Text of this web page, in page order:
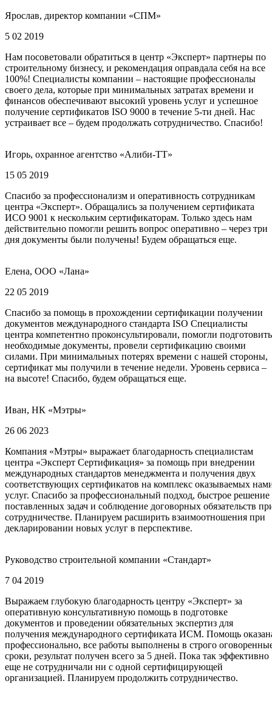
Ярослав, директор компании «СПМ»
5 02 2019
Нам посоветовали обратиться в центр «Эксперт» партнеры по
строительному бизнесу, и рекомендация оправдала себя на все
100%! Специалисты компании – настоящие профессионалы
своего дела, которые при минимальных затратах времени и
финансов обеспечивают высокий уровень услуг и успешное
получение сертификатов ISO 9000 в течение 5-ти дней. Нас
устраивает все – будем продолжать сотрудничество. Спасибо!
Игорь, охранное агентство «Алиби-ТТ»
15 05 2019
Спасибо за профессионализм и оперативность сотрудникам
центра «Эксперт». Обращались за получением сертификата
ИСО 9001 к нескольким сертификаторам. Только здесь нам
действительно помогли решить вопрос оперативно – через три
дня документы были получены! Будем обращаться еще.
Елена, ООО «Лана»
22 05 2019
Спасибо за помощь в прохождении сертификации получении
документов международного стандарта ISO Специалисты
центра компетентно проконсультировали, помогли подготовить
необходимые документы, провели сертификацию своими
силами. При минимальных потерях времени с нашей стороны,
сертификат мы получили в течение недели. Уровень сервиса –
на высоте! Спасибо, будем обращаться еще.
Иван, НК «Мэтры»
26 06 2023
Компания «Мэтры» выражает благодарность специалистам
центра «Эксперт Сертификация» за помощь при внедрении
международных стандартов менеджмента и получения двух
соответствующих сертификатов на комплекс оказываемых
услуг. Спасибо за профессиональный подход, быстрое решение
поставленных задач и соблюдение договорных обязательств
сотрудничестве. Планируем расширить взаимоотношения при
декларировании новых услуг в перспективе.
Руководство строительной компании «Стандарт»
7 04 2019
Выражаем глубокую благодарность центру «Эксперт» за
оперативную консультативную помощь в подготовке
документов и проведении обязательных экспертиз для
получения международного сертификата ИСМ. Помощь
профессионально, все работы выполнены в строго
сроки, результат получен всего за 5 дней. Пока так эффективно
еще не сотрудничали ни с одной сертифицирующей
организацией. Планируем продолжить сотрудничество.